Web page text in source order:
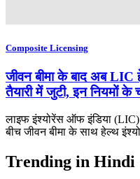
Composite Licensing
जीवन बीमा के बाद अब
तैयारी में जुटी, इन नियमों
लाइफ इंश्योरेंस ऑफ इंडिया
बीच जीवन बीमा के साथ हेल्थ
Trending in Hindi